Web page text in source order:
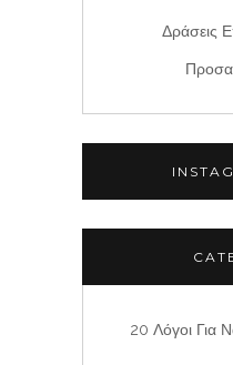
Δράσεις
20 Λόγοι Για